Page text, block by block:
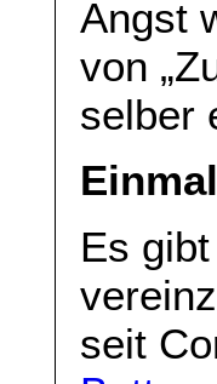
Angst
von
selber
Es
seit